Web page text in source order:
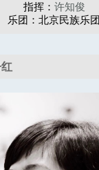
指挥： 许知俊
乐团：北京民族乐团